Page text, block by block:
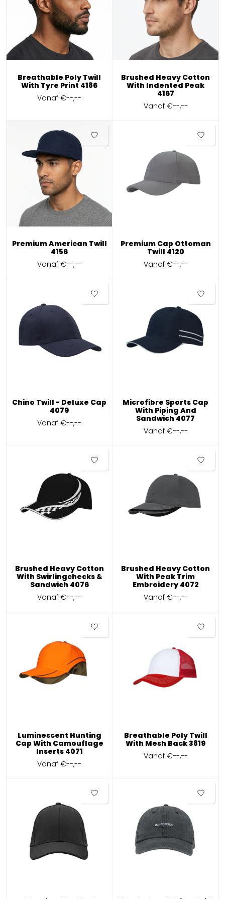
Breathable Poly Twill
With Tyre Print 4186
Vanaf€--,--
Brushed Heavy Cotton
With Indented Peak
4167
Vanaf €--,--
Premium American Twill
4156
Vanaf€--,--
Premium Cap Ottoman
Twill 4120
Vanaf €--,--
Chino Twill - Deluxe Cap
4079
Vanaf€--,--
Microfibre Sports Cap
With Piping And
Sandwich 4077
Vanaf €--,--
Brushed Heavy Cotton
With Swirlingchecks &
Sandwich 4076
Vanaf€--,--
Brushed Heavy Cotton
With Peak Trim
Embroidery 4072
Vanaf €--,--
Luminescent Hunting
Cap With Camouflage
Inserts 4071
Vanaf€--,--
Breathable Poly Twill
With Mesh Back 3819
Vanaf €--,--